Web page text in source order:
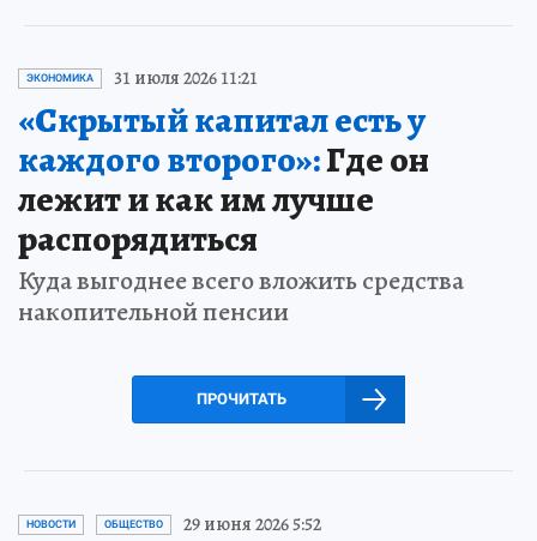
ЭКОНОМИКА 31 июля 2026 11:21
«Скрытый капитал есть у
каждого второго»:Где он
лежит и как им лучше
распорядиться
Куда выгоднее всего вложить средства
накопительной пенсии
ПРОЧИТАТЬ
НОВОСТИ ОБЩЕСТВО 29 июня 2026 5:52